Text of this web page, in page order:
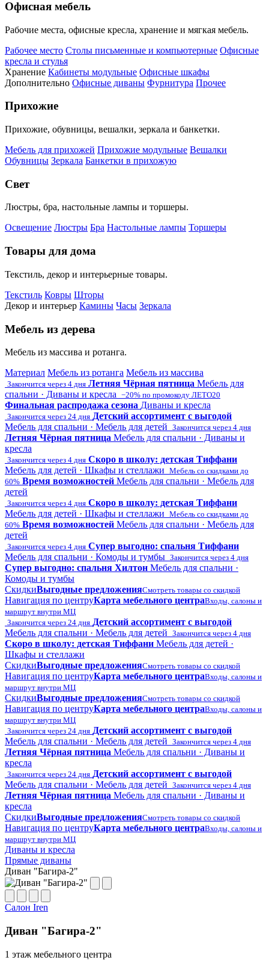
Офисная мебель
Рабочие места, офисные кресла, хранение и мягкая мебель.
Рабочее место Столы письменные и компьютерные Офисные
кресла и стулья
Хранение Кабинеты модульные Офисные шкафы
Дополнительно Офисные диваны Фурнитура Прочее
Прихожие
Прихожие, обувницы, вешалки, зеркала и банкетки.
Мебель для прихожей Прихожие модульные Вешалки
Обувницы Зеркала Банкетки в прихожую
Свет
Люстры, бра, настольные лампы и торшеры.
Освещение Люстры Бра Настольные лампы Торшеры
Товары для дома
Текстиль, декор и интерьерные товары.
Текстиль Ковры Шторы
Декор и интерьер Камины Часы Зеркала
Мебель из дерева
Мебель из массива и ротанга.
Материал Мебель из ротанга Мебель из массива
Закончится через 4 дня Летняя Чёрная пятница Мебель для
спальни · Диваны и кресла −20% по промокоду ЛЕТО20
Финальная распродажа сезона Диваны и кресла
Закончится через 24 дня Детский ассортимент с выгодой
Мебель для спальни · Мебель для детей Закончится через 4 дня
Летняя Чёрная пятница Мебель для спальни · Диваны и
кресла
Закончится через 4 дня Скоро в школу: детская Тиффани
Мебель для детей · Шкафы и стеллажи Мебель со скидками до
60% Время возможностей Мебель для спальни · Мебель для
детей
Закончится через 4 дня Скоро в школу: детская Тиффани
Мебель для детей · Шкафы и стеллажи Мебель со скидками до
60% Время возможностей Мебель для спальни · Мебель для
детей
Закончится через 4 дня Супер выгодно: спальня Тиффани
Мебель для спальни · Комоды и тумбы Закончится через 4 дня
Супер выгодно: спальня Хилтон Мебель для спальни ·
Комоды и тумбы
СкидкиВыгодные предложенияСмотреть товары со скидкой
Навигация по центруКарта мебельного центраВходы, салоны и
маршрут внутри МЦ
Закончится через 24 дня Детский ассортимент с выгодой
Мебель для спальни · Мебель для детей Закончится через 4 дня
Скоро в школу: детская Тиффани Мебель для детей ·
Шкафы и стеллажи
СкидкиВыгодные предложенияСмотреть товары со скидкой
Навигация по центруКарта мебельного центраВходы, салоны и
маршрут внутри МЦ
СкидкиВыгодные предложенияСмотреть товары со скидкой
Навигация по центруКарта мебельного центраВходы, салоны и
маршрут внутри МЦ
Закончится через 24 дня Детский ассортимент с выгодой
Мебель для спальни · Мебель для детей Закончится через 4 дня
Летняя Чёрная пятница Мебель для спальни · Диваны и
кресла
Закончится через 24 дня Детский ассортимент с выгодой
Мебель для спальни · Мебель для детей Закончится через 4 дня
Летняя Чёрная пятница Мебель для спальни · Диваны и
кресла
СкидкиВыгодные предложенияСмотреть товары со скидкой
Навигация по центруКарта мебельного центраВходы, салоны и
маршрут внутри МЦ
Диваны и кресла
Прямые диваны
Диван "Багира-2"
Салон Iren
Диван "Багира-2"
1 этаж мебельного центра